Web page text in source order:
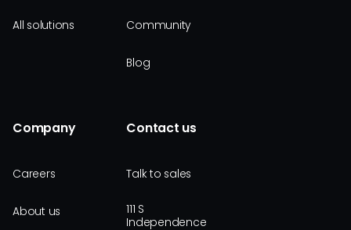
All solutions Community
Blog
Company
Careers
About us
Contact us
Talk to sales
111 S
Independence